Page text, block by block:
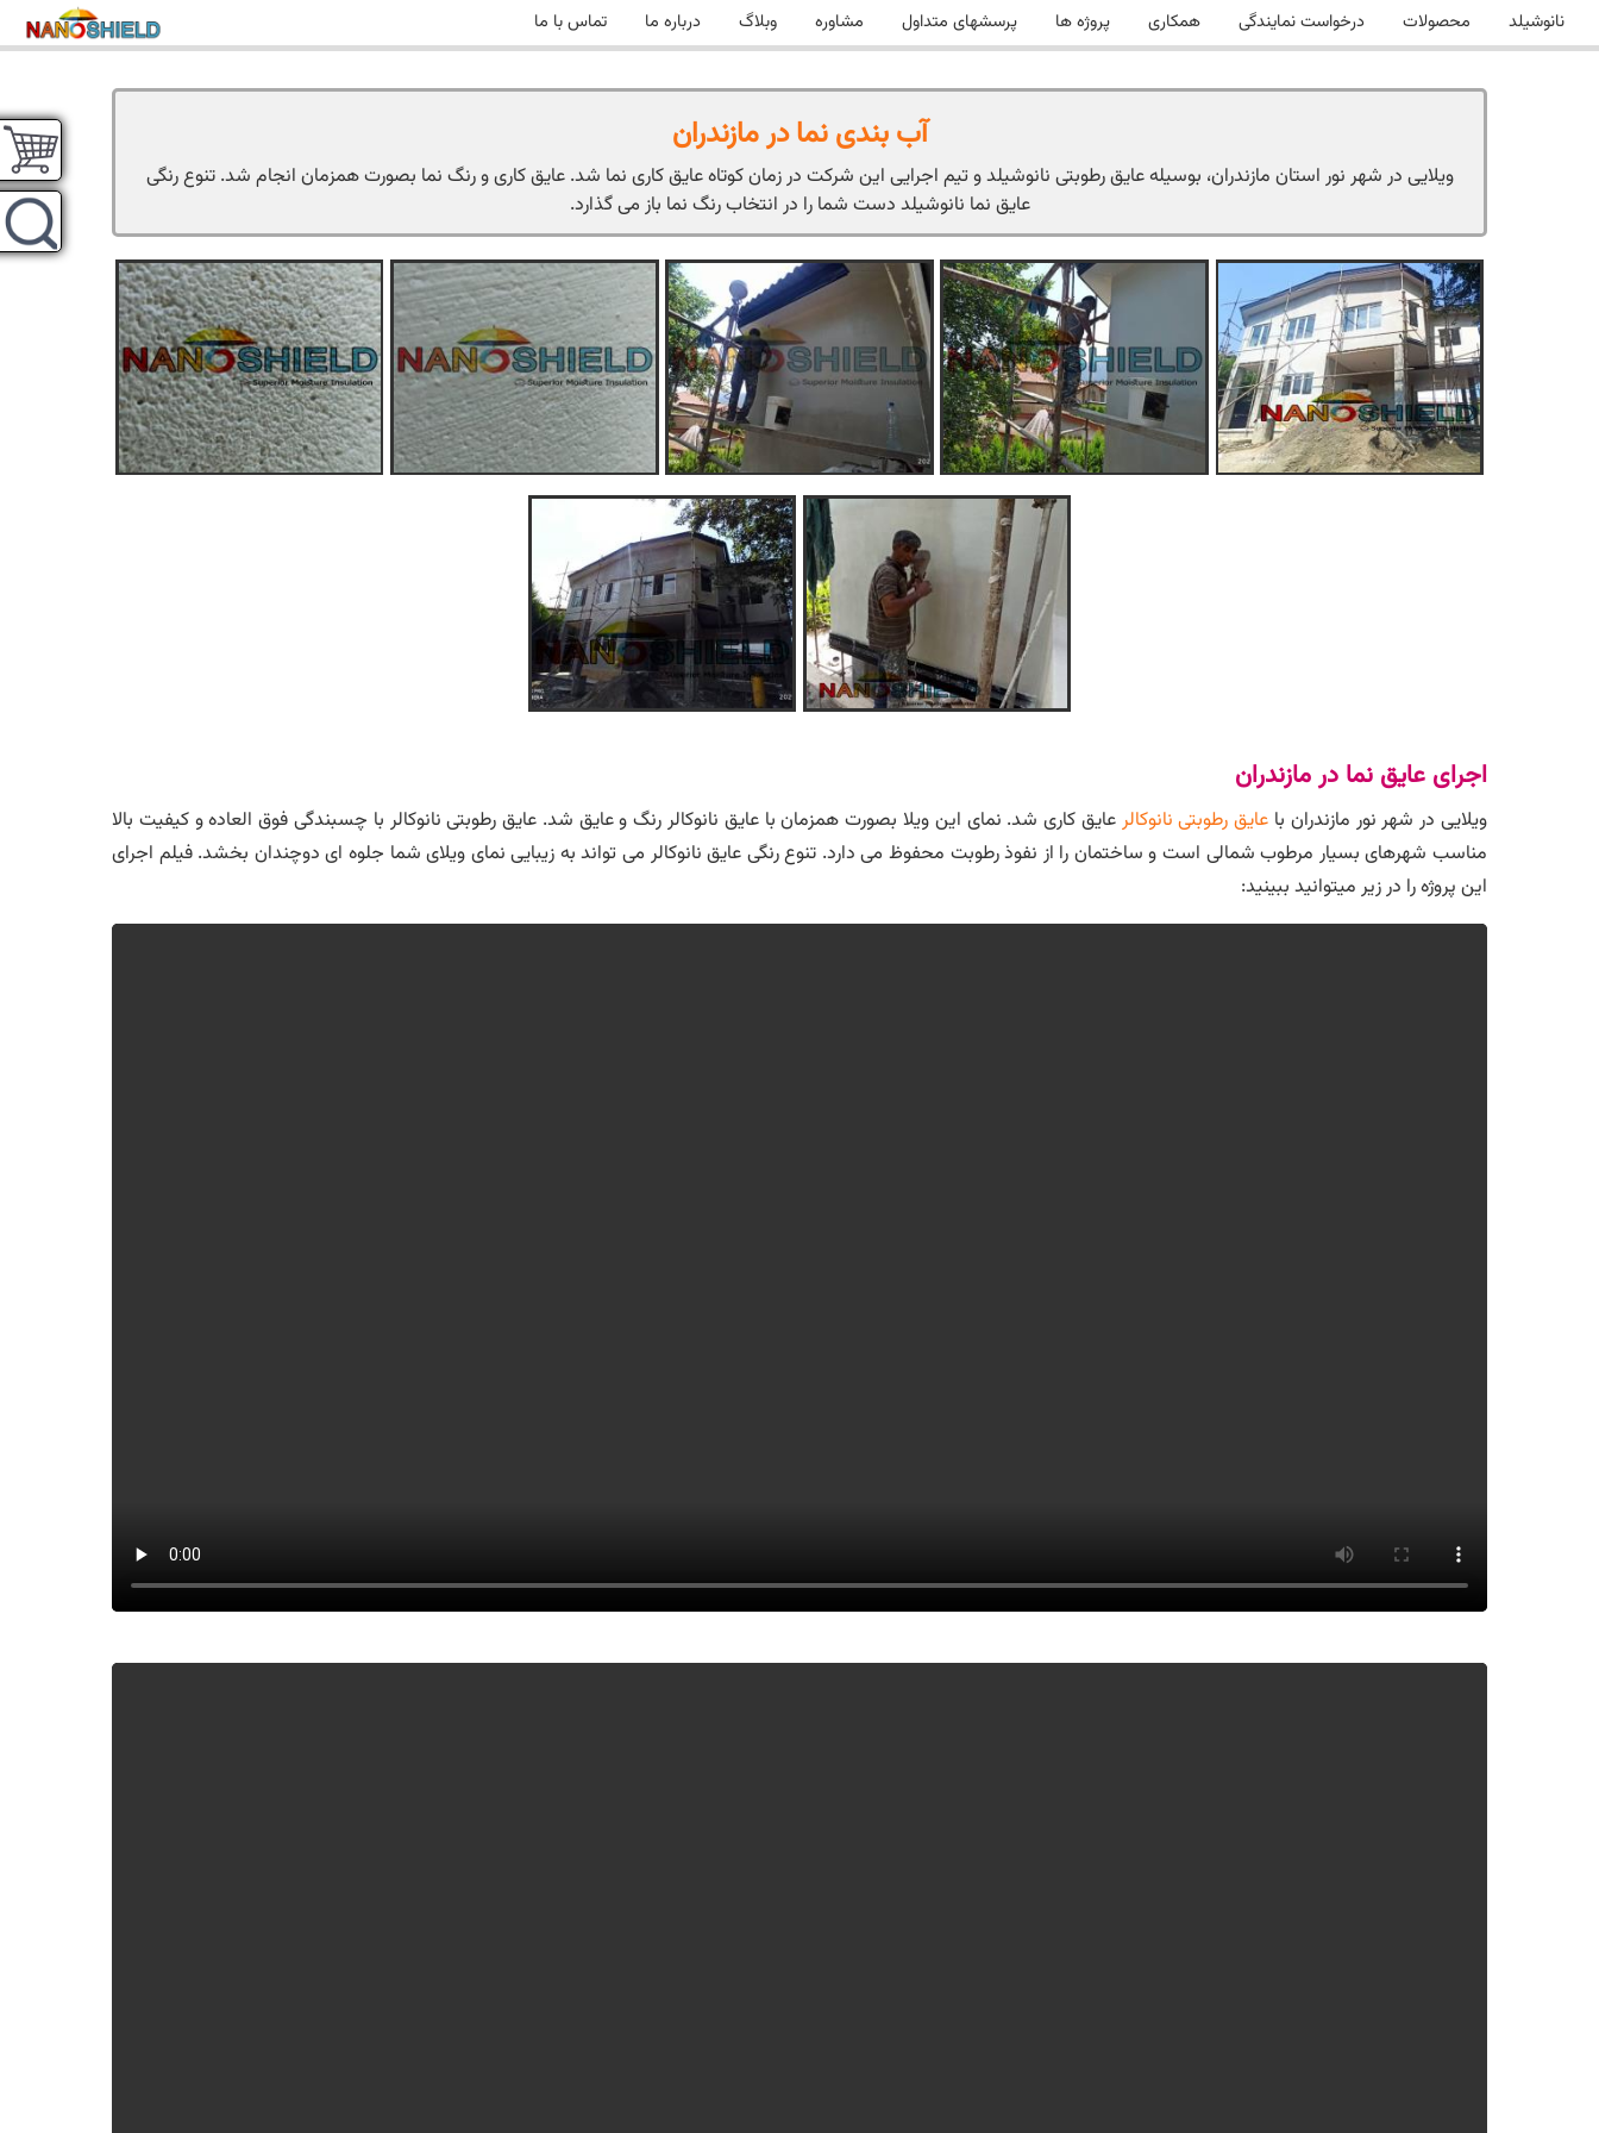
نانوشیلد محصولات درخواست نمایندگی همکاری پروژه ها پرسشهای متداول مشاوره وبلاگ درباره ما تماس با ما
آب بندی نما در مازندران
ویلایی در شهر نور استان مازندران، بوسیله عایق رطوبتی نانوشیلد و تیم اجرایی این شرکت در زمان کوتاه عایق کاری نما شد. عایق کاری و رنگ نما بصورت همزمان انجام شد. تنوع رنگی
عایق نما نانوشیلد دست شما را در انتخاب رنگ نما باز می گذارد.
اجرای عایق نما در مازندران
ویلایی در شهر نور مازندران با عایق رطوبتی نانوکالر عایق کاری شد. نمای این ویلا بصورت همزمان با عایق نانوکالر رنگ و عایق شد. عایق رطوبتی نانوکالر با چسبندگی فوق العاده و کیفیت بالا
مناسب شهرهای بسیار مرطوب شمالی است و ساختمان را از نفوذ رطوبت محفوظ می دارد. تنوع رنگی عایق نانوکالر می تواند به زیبایی نمای ویلای شما جلوه ای دوچندان بخشد. فیلم اجرای
این پروژه را در زیر میتوانید ببینید: